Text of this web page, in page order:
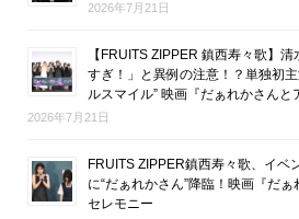
2026年7月21日
【FRUITS ZIPPER 鎮西寿々歌】
すぎ！」と異例の注意！？単独初
ルスマイル” 映画『だぁれかさん
2026年7月21日
FRUITS ZIPPER鎮西寿々歌、イベ
に“だぁれかさん”降臨！映画『だ
セレモニー